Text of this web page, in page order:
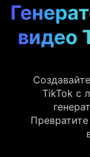
видео
TikTok с